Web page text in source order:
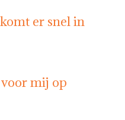
er snel in
mij op